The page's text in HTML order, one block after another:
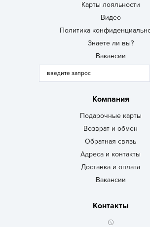
Карты лояльности
Видео
Политика
Знаете ли вы?
Вакансии
Компания
Подарочные карты
Возврат и обмен
Обратная связь
Адреса и контакты
Доставка и оплата
Вакансии
Контакты